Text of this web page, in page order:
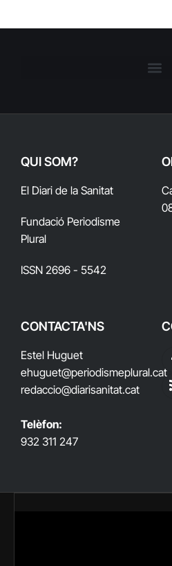
QUI SOM?
El Diari de la Sanitat
Fundació Periodisme
Plural
ISSN 2696 - 5542
CONTACTA'NS
Estel Huguet
ehuguet@periodismeplural.cat
redaccio@diarisanitat.cat
Telèfon:
932 311 247